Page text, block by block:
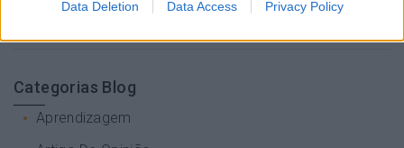
Data Deletion Data Access Privacy Policy
Categorias Blog
Aprendizagem